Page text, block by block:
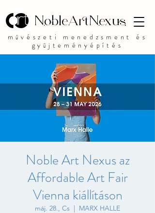
NobleArtNexus
művészeti menedzsment és
gyűjteményépítés
Noble Art Nexus az
Affordable Art Fair
Vienna kiállításon
máj. 28., Cs
  |
MARX HALLE